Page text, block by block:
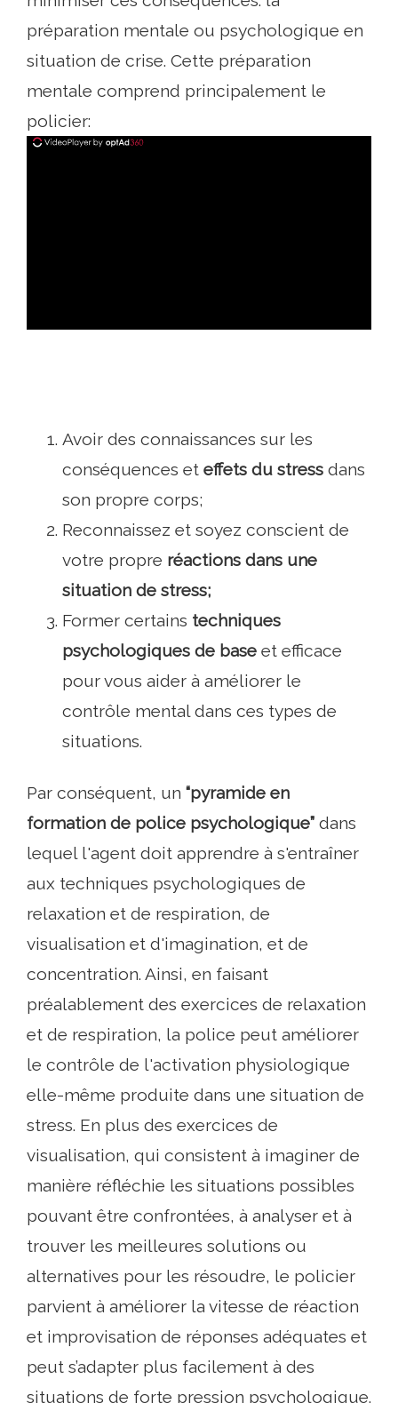
préparation mentale ou psychologique en
situation de crise. Cette préparation
mentale comprend principalement le
policier:
Avoir des connaissances sur les
conséquences et effets du stress dans
son propre corps;
Reconnaissez et soyez conscient de
votre propre réactions dans une
situation de stress;
Former certains techniques
psychologiques de base et efficace
pour vous aider à améliorer le
contrôle mental dans ces types de
situations.
Par conséquent, un “pyramide en
formation de police psychologique” dans
lequel l'agent doit apprendre à s'entraîner
aux techniques psychologiques de
relaxation et de respiration, de
visualisation et d'imagination, et de
concentration. Ainsi, en faisant
préalablement des exercices de relaxation
et de respiration, la police peut améliorer
le contrôle de l'activation physiologique
elle-même produite dans une situation de
stress. En plus des exercices de
visualisation, qui consistent à imaginer de
manière réfléchie les situations possibles
pouvant être confrontées, à analyser et à
trouver les meilleures solutions ou
alternatives pour les résoudre, le policier
parvient à améliorer la vitesse de réaction
et improvisation de réponses adéquates et
peut s’adapter plus facilement à des
situations de forte pression psychologique.